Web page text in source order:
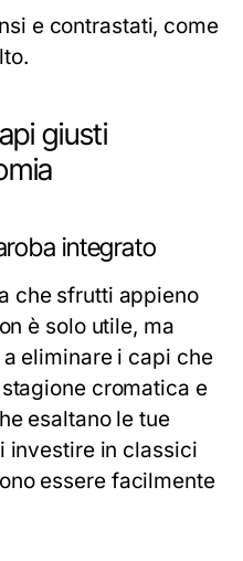
e contrastati, come
giusti
integrato
che sfrutti appieno
è solo utile, ma
eliminare i capi che
cromatica e
esaltano le tue
investire in classici
essere facilmente